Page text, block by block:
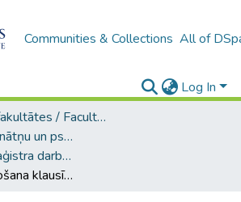
Communities & Collections All of
Log In
B4 – LU fakultātes / Faculties of the UL
A -- Izglītības zinātņu un psiholoģijas fakultāte / Faculty of Education Sciences and Psychology
Bakalaura un maģistra darbi (PPMF) / Bachelor's and Master's theses
Mūzikas izmantošana klausīšanās prasmes sekmēšanai angļu valodas apguves procesā 5.klases skolēniem